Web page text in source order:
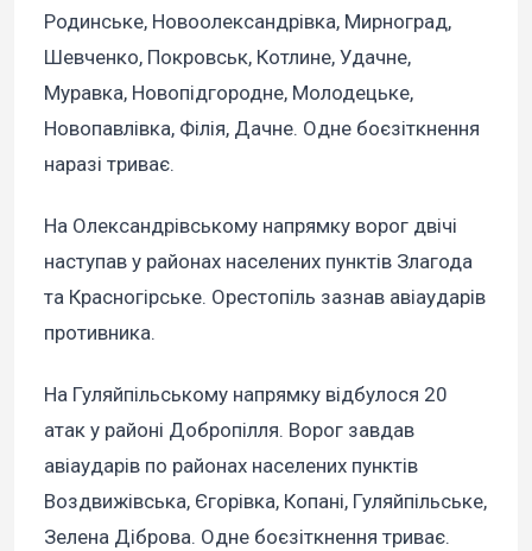
Родинське, Новоолександрівка, Мирноград,
Шевченко, Покровськ, Котлине, Удачне,
Муравка, Новопідгородне, Молодецьке,
Новопавлівка, Філія, Дачне. Одне боєзіткнення
наразі триває.
На Олександрівському напрямку ворог двічі
наступав у районах населених пунктів Злагода
та Красногірське. Орестопіль зазнав авіаударів
противника.
На Гуляйпільському напрямку відбулося 20
атак у районі Добропілля. Ворог завдав
авіаударів по районах населених пунктів
Воздвижівська, Єгорівка, Копані, Гуляйпільське,
Зелена Діброва. Одне боєзіткнення триває.